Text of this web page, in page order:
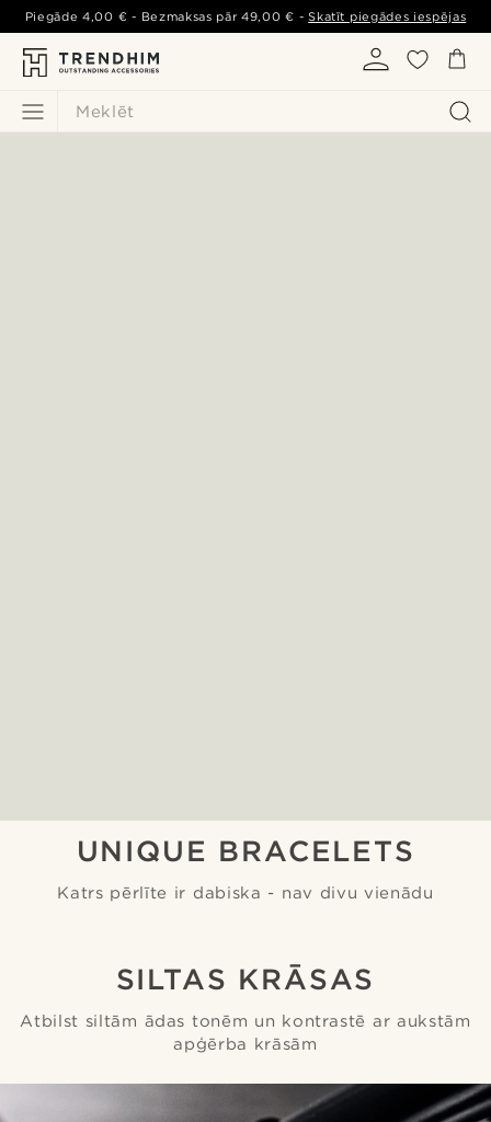
Meklēt
Piegāde4,00 € - Bezmaksas pār49,00 € -Skatīt piegādes iespējas
UNIQUE BRACELETS
Katrs pērlīte ir dabiska - nav divu vienādu
SILTAS KRĀSAS
Atbilst siltām ādas tonēm un kontrastē ar aukstām
apģērba krāsām